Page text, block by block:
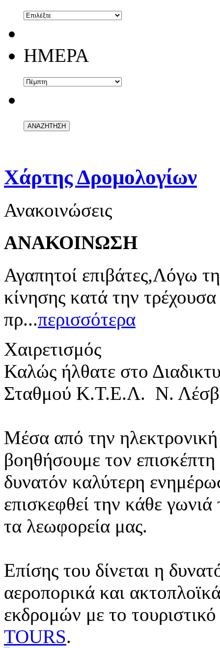
ΗΜΕΡΑ
Χάρτης Δρομολογίων
Ανακοινώσεις
ΑΝΑΚΟΙΝΩΣΗ
Αγαπητοί επιβάτες,Λόγω
κίνησης κατά την
πρ...περισσότερα
Χαιρετισμός
Καλώς ήλθατε στο
Σταθμού Κ.Τ.Ε.Λ. Ν.
Μέσα από την ηλεκτρονική
βοηθήσουμε τον
δυνατόν καλύτερη
επισκεφθεί την κάθε
τα λεωφορεία μας.
Επίσης του δίνεται η
αεροπορικά και
εκδρομών με το
TOURS.